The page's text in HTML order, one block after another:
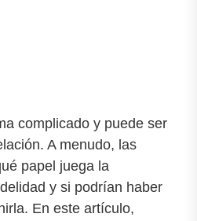
complicado y puede ser
A menudo, las
papel juega la
y si podrían haber
En este artículo,